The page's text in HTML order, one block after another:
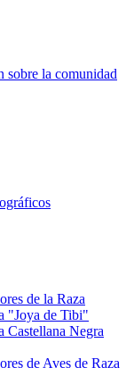
sobre la comunidad
de la Raza
"Joya de Tibi"
Castellana Negra
de Aves de Raza